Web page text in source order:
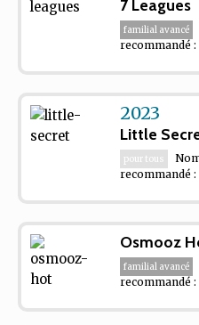
7 Leagues
familial avancé
recommandé :
2023
Little
pour tous
recommandé :
Osmooz
familial avancé
recommandé :